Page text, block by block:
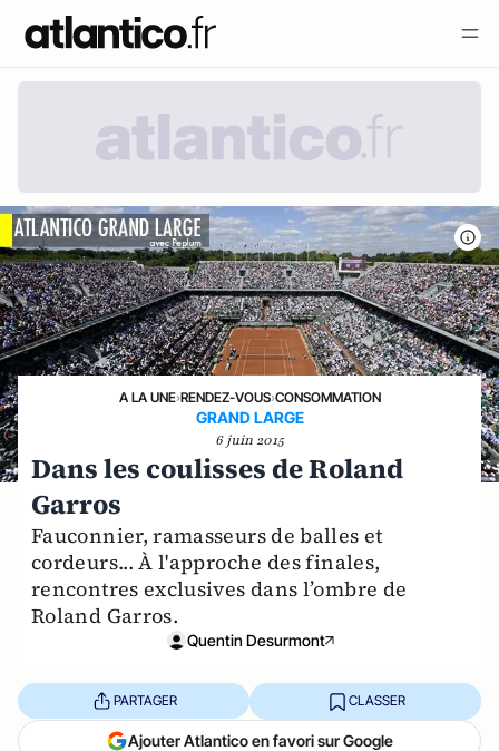
A LA UNE›RENDEZ-VOUS›CONSOMMATION
GRAND LARGE
6 juin 2015
Dans les coulisses de Roland
Garros
Fauconnier, ramasseurs de balles et
cordeurs... À l'approche des finales,
rencontres exclusives dans l’ombre de
Roland Garros.
Quentin Desurmont
PARTAGER CLASSER
Ajouter Atlantico en favori sur Google